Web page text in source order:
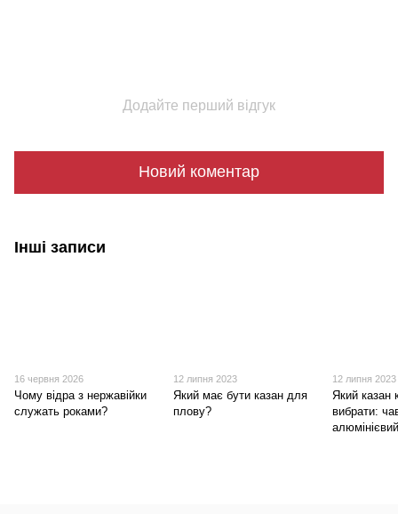
Додайте перший відгук
Новий коментар
Інші записи
16 червня 2026
Чому відра з нержавійки
служать роками?
12 липня 2023
Який має бути казан для
плову?
12 липня 2023
Який казан
вибрати: